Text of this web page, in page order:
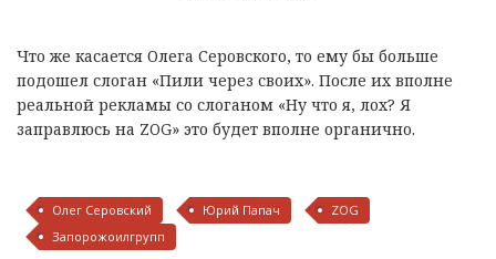
Что же касается Олега Серовского, то ему бы больше
подошел слоган «Пили через своих». После их вполне
реальной рекламы со слоганом «Ну что я, лох? Я
заправлюсь на ZOG» это будет вполне органично.
Олег Серовский Юрий Папач
ZOG
Запорожоилгрупп